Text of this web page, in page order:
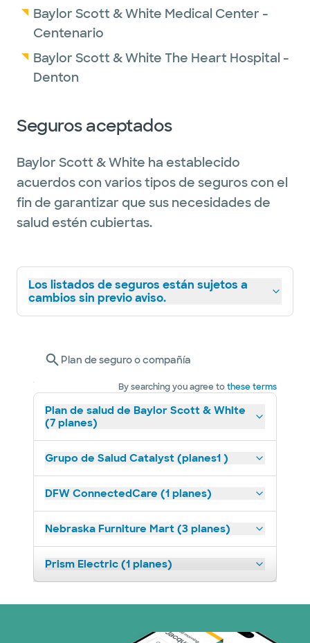
Baylor Scott & White Medical Center -
Centenario
Baylor Scott & White The Heart Hospital -
Denton
Seguros aceptados
Baylor Scott & White ha establecido
acuerdos con varios tipos de seguros con el
fin de garantizar que sus necesidades de
salud estén cubiertas.
Los listados de seguros están sujetos a
cambios sin previo aviso.
Plan de seguro o compañía
By searching you agree tothese terms
Plan de salud de Baylor Scott & White
(7 planes)
Grupo de Salud Catalyst (planes1 )
DFW ConnectedCare (1 planes)
Nebraska Furniture Mart (3 planes)
Prism Electric (1 planes)